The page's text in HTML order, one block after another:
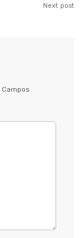
Next post
Campos